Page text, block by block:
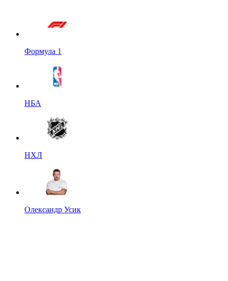
Формула 1
НБА
НХЛ
Олександр Усик